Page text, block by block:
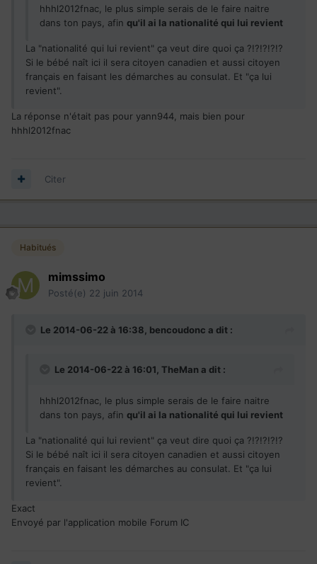
hhhl2012fnac, le plus simple serais de le faire naitre
dans ton pays, afin qu'il ai la nationalité qui lui revient
La "nationalité qui lui revient" ça veut dire quoi ça ?!?!?!?!?
Si le bébé naît ici il sera citoyen canadien et aussi citoyen
français en faisant les démarches au consulat. Et "ça lui
revient".
La réponse n'était pas pour yann944, mais bien pour
hhhl2012fnac
Citer
Habitués
mimssimo
Posté(e) 22 juin 2014
Le 2014-06-22 à 16:38, bencoudonc a dit :
Le 2014-06-22 à 16:01, TheMan a dit :
hhhl2012fnac, le plus simple serais de le faire naitre
dans ton pays, afin qu'il ai la nationalité qui lui revient
La "nationalité qui lui revient" ça veut dire quoi ça ?!?!?!?!?
Si le bébé naît ici il sera citoyen canadien et aussi citoyen
français en faisant les démarches au consulat. Et "ça lui
revient".
Exact
Envoyé par l'application mobile Forum IC